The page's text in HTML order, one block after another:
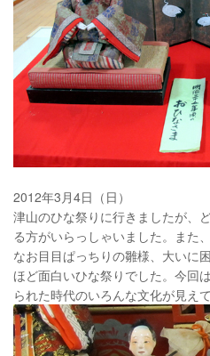
2012年3月4日（日）
津山のひな祭りに行きましたが、
る方がいらっしゃいました。また
なお目目ぱっちりの雛様、大いに
ほど面白いひな祭りでした。今回
られた時代のいろんな文化が見え